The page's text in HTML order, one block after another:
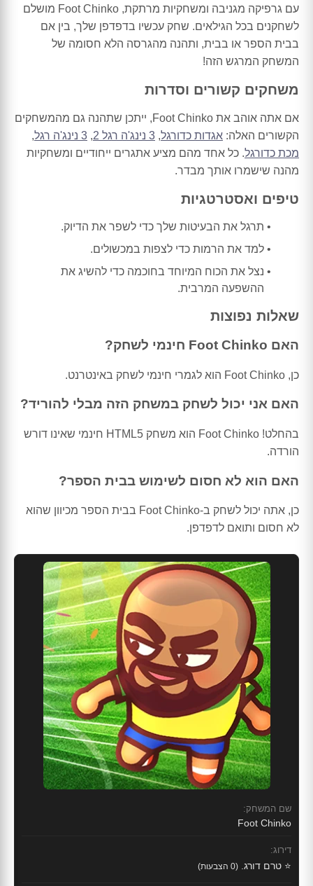
עם גרפיקה מגניבה ומשחקיות מרתקת, Foot Chinko מושלם
לשחקנים בכל הגילאים. שחק עכשיו בדפדפן שלך, בין אם
בבית הספר או בבית, ותהנה מהגרסה הלא חסומה של
המשחק המרגש הזה!
משחקים קשורים וסדרות
אם אתה אוהב את Foot Chinko, ייתכן שתהנה גם מהמשחקים
הקשורים האלה: אגדות כדורגל, 3 נינג'ה רגל 2 , 3 נינג'ה רגל
,
מכת כדורגל. כל אחד מהם מציע אתגרים ייחודיים ומשחקיות
מהנה שישמרו אותך מבדר.
טיפים ואסטרטגיות
תרגל את הבעיטות שלך כדי לשפר את הדיוק.
למד את הרמות כדי לצפות במכשולים.
נצל את הכוח המיוחד בחוכמה כדי להשיג את
ההשפעה המרבית.
שאלות נפוצות
האם Foot Chinko חינמי לשחק?
כן, Foot Chinko הוא לגמרי חינמי לשחק באינטרנט.
האם אני יכול לשחק במשחק הזה מבלי להוריד?
בהחלט! Foot Chinko הוא משחק HTML5 חינמי שאינו דורש
הורדה.
האם הוא לא חסום לשימוש בבית הספר?
כן, אתה יכול לשחק ב-Foot Chinko בבית הספר מכיוון שהוא
לא חסום ותואם לדפדפן.
שם המשחק:
Foot Chinko
דירוג:
⭐ טרם דורג. (0 הצבעות)